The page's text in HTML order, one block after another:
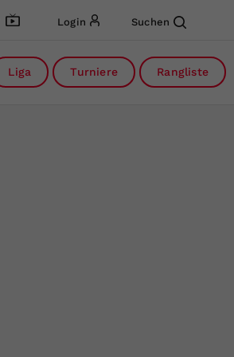
Login Suchen
Liga Turniere Rangliste